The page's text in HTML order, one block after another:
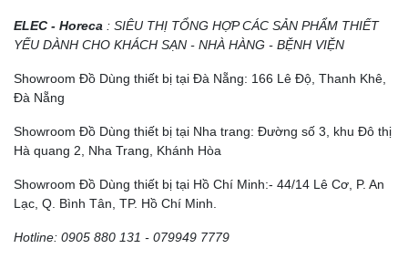
ELEC - Horeca : SIÊU THỊ TỔNG HỢP CÁC SẢN PHẨM THIẾT
YẾU DÀNH CHO KHÁCH SẠN - NHÀ HÀNG - BỆNH VIỆN
Showroom Đồ Dùng thiết bị tại Đà Nẵng: 166 Lê Độ, Thanh Khê,
Đà Nẵng
Showroom Đồ Dùng thiết bị tại Nha trang: Đường số 3, khu Đô thị
Hà quang 2, Nha Trang, Khánh Hòa
Showroom Đồ Dùng thiết bị tại Hồ Chí Minh:- 44/14 Lê Cơ, P. An
Lạc, Q. Bình Tân, TP. Hồ Chí Minh.
Hotline: 0905 880 131 - 079949 7779